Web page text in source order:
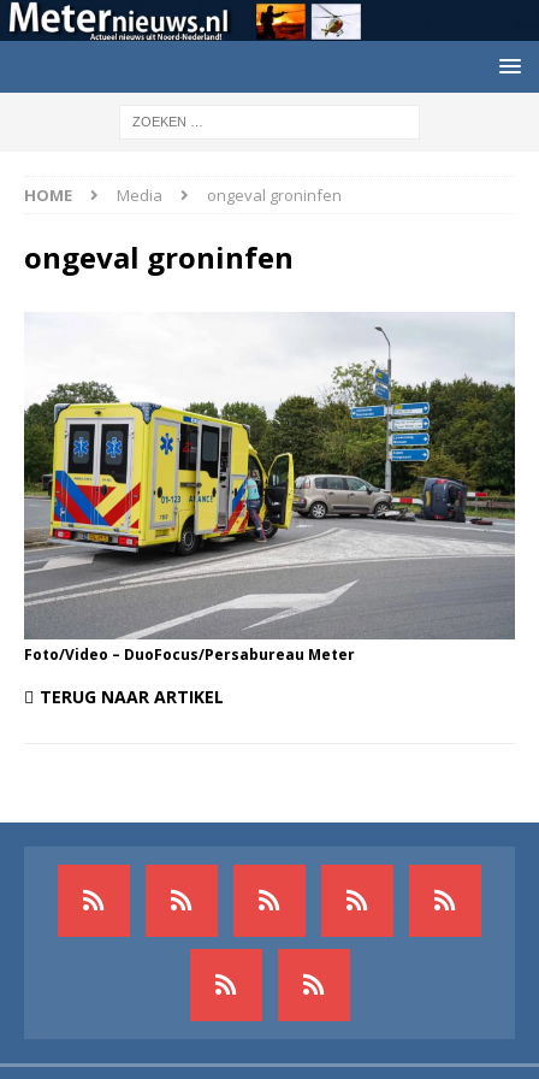
HOME Media ongeval groninfen
ongeval groninfen
Foto/Video – DuoFocus/Persabureau Meter
TERUG NAAR ARTIKEL